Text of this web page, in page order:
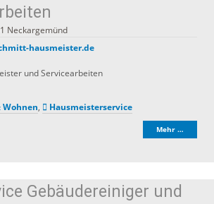
Neckargemünd
hausmeister.de
und Servicearbeiten
Wohnen, Hausmeisterservice
Mehr …
Gebäudereiniger und